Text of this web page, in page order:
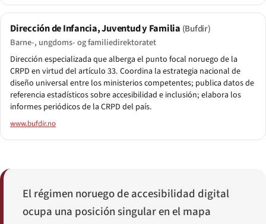
Dirección de Infancia, Juventud y Familia (Bufdir)
Barne-, ungdoms- og familiedirektoratet
Dirección especializada que alberga el punto focal noruego de la
CRPD en virtud del artículo 33. Coordina la estrategia nacional de
diseño universal entre los ministerios competentes; publica datos de
referencia estadísticos sobre accesibilidad e inclusión; elabora los
informes periódicos de la CRPD del país.
www.bufdir.no
El régimen noruego de accesibilidad digital
ocupa una posición singular en el mapa